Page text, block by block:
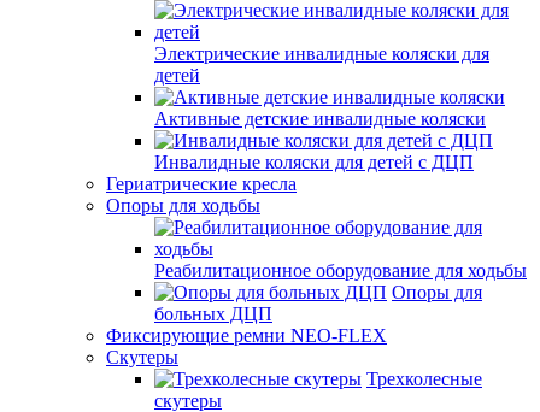
Электрические инвалидные коляски для
детей
Активные детские инвалидные коляски
Инвалидные коляски для детей с ДЦП
Гериатрические кресла
Опоры для ходьбы
Реабилитационное оборудование для ходьбы
Опоры для
больных ДЦП
Фиксирующие ремни NEO-FLEX
Скутеры
Трехколесные
скутеры